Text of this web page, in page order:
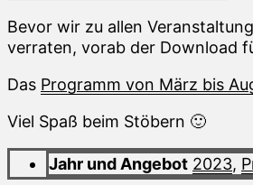
Bevor wir zu allen
verraten, vorab der Download
Das Programm von März bis
Viel Spaß beim Stöbern 🙂
Jahr und Angebot 2023,